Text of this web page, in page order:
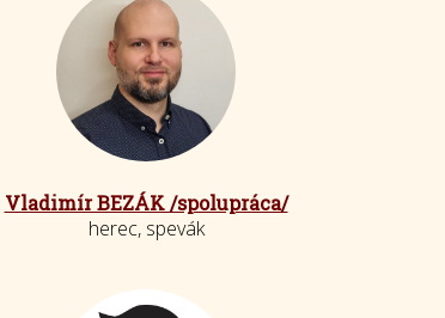
Vladimír BEZÁK /spolupráca/
herec, spevák